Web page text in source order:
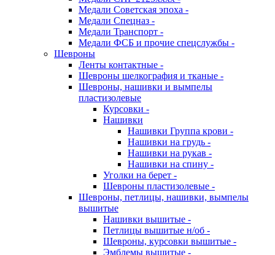
Медали Советская эпоха -
Медали Спецназ -
Медали Транспорт -
Медали ФСБ и прочие спецслужбы -
Шевроны
Ленты контактные -
Шевроны шелкография и тканые -
Шевроны, нашивки и вымпелы
пластизолевые
Курсовки -
Нашивки
Нашивки Группа крови -
Нашивки на грудь -
Нашивки на рукав -
Нашивки на спину -
Уголки на берет -
Шевроны пластизолевые -
Шевроны, петлицы, нашивки, вымпелы
вышитые
Нашивки вышитые -
Петлицы вышитые н/об -
Шевроны, курсовки вышитые -
Эмблемы вышитые -